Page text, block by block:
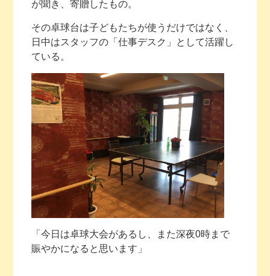
が聞き、寄贈したもの。
その卓球台は子どもたちが使うだけではなく、
日中はスタッフの「仕事デスク」として活躍し
ている。
「今日は卓球大会があるし、また深夜0時まで
賑やかになると思います」